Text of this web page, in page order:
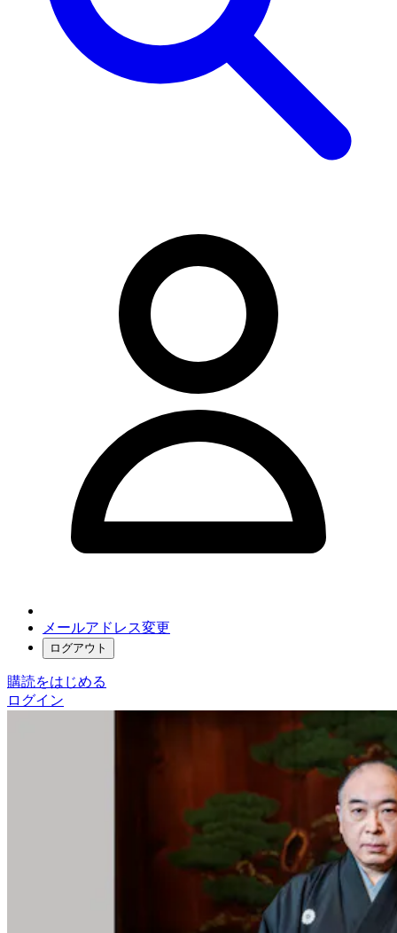
メールアドレス変更
ログアウト
購読をはじめる
ログイン